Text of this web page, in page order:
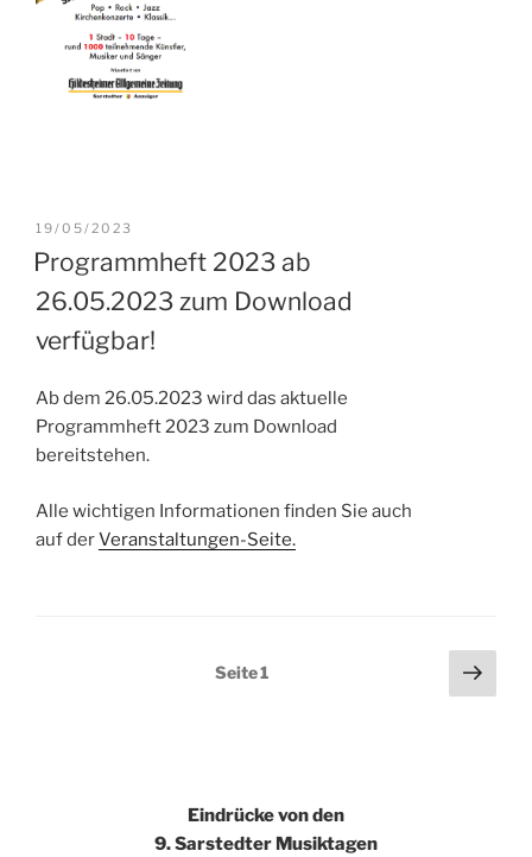
VERÖFFENTLICHT
19/05/2023
Programmheft 2023 ab
26.05.2023 zum Download
verfügbar!
Ab dem 26.05.2023 wird das aktuelle
Programmheft 2023 zum Download
bereitstehen.
Alle wichtigen Informationen finden Sie auch
auf derVeranstaltungen-Seite.
Seite1
Eindrücke von den
9. Sarstedter Musiktagen